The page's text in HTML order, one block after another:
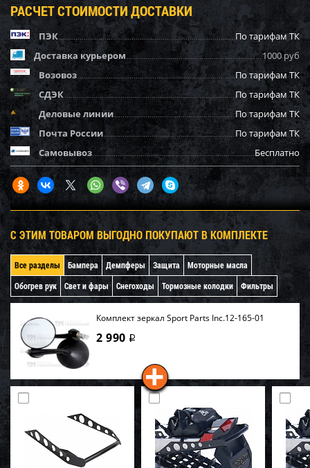
РАСЧЕТ СТОИМОСТИ ДОСТАВКИ
ПЭК
По тарифам ТК
Доставка курьером
1000 руб
Возовоз
По тарифам ТК
СДЭК
По тарифам ТК
Деловые линии
По тарифам ТК
Почта России
По тарифам ТК
Самовывоз
Бесплатно
С ЭТИМ ТОВАРОМ ВЫГОДНО ПОКУПАЮТ В КОМПЛЕКТЕ
Все разделы Бампера Демпферы Защита
Моторные масла
Обогрев рук
Свет и фары Снегоходы Тормозные колодки Фильтры
Комплект зеркал Sport Parts Inc.12-165-01
2 990 i